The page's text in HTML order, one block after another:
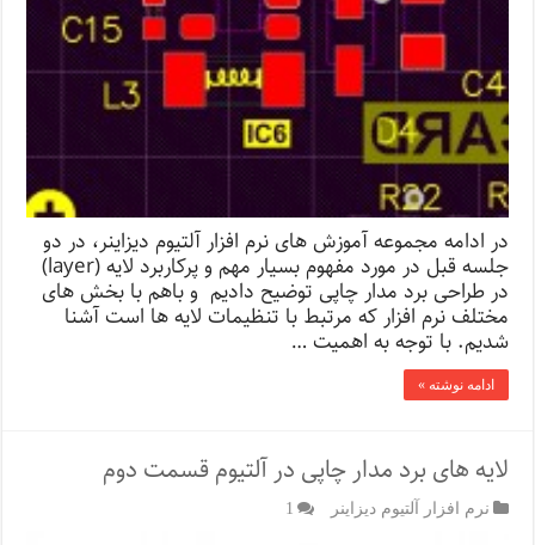
در ادامه مجموعه آموزش های نرم افزار آلتیوم دیزاینر، در دو
جلسه قبل در مورد مفهوم بسیار مهم و پرکاربرد لایه (layer)
در طراحی برد مدار چاپی توضیح دادیم و باهم با بخش های
مختلف نرم افزار که مرتبط با تنظیمات لایه ها است آشنا
شدیم. با توجه به اهمیت …
ادامه نوشته »
لایه های برد مدار چاپی در آلتیوم قسمت دوم
نرم افزار آلتیوم دیزاینر 1